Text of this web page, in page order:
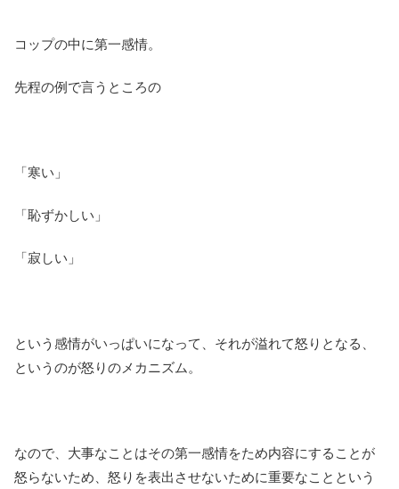
コップの中に第一感情。
先程の例で言うところの
「寒い」
「恥ずかしい」
「寂しい」
という感情がいっぱいになって、それが溢れて怒りとなる、
というのが怒りのメカニズム。
なので、大事なことはその第一感情をため内容にすることが
怒らないため、怒りを表出させないために重要なことという